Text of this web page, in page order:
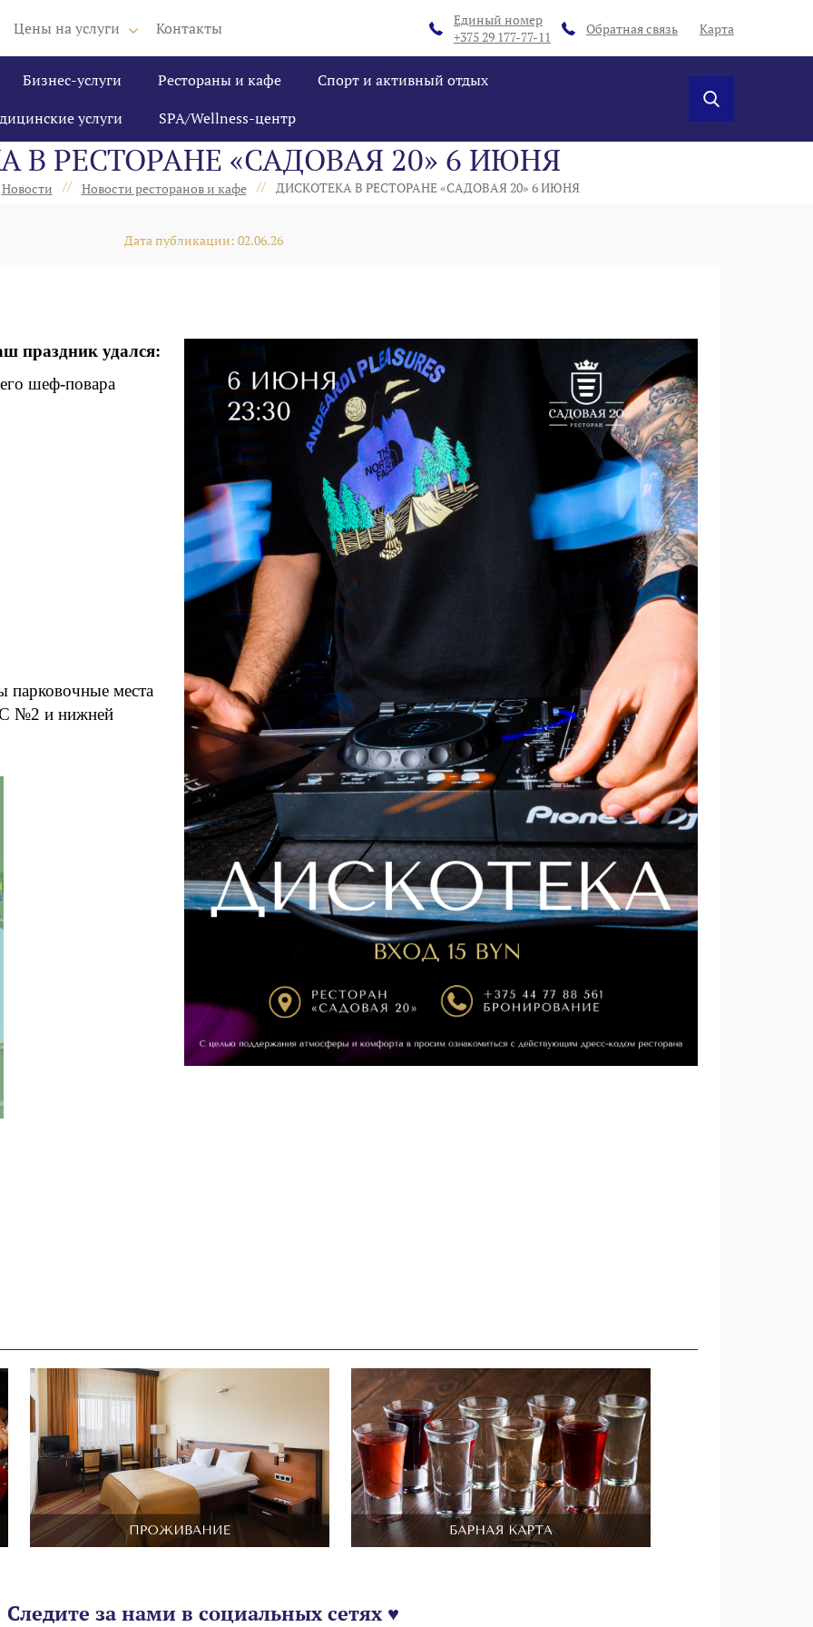
Цены на услуги Контакты
Единый номер
+375 29 177-77-11
Обратная связь Карта
Бизнес-услуги Рестораны и кафе
Спорт и активный отдых
услуги
SPA/Wellness-центр
В РЕСТОРАНЕ «САДОВАЯ 20» 6 ИЮНЯ
Новости // Новости ресторанов и кафе // ДИСКОТЕКА В РЕСТОРАНЕ «САДОВАЯ 20» 6 ИЮНЯ
Дата публикации: 02.06.26
праздник удался:
шеф-повара
парковочные места
№2 и нижней
Следите за нами в социальных сетях ♥